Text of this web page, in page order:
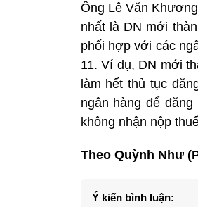
Ông Lê Văn
nhất là DN mới
phối hợp với các
11. Ví dụ, DN mới
làm hết thủ tục
ngân hàng để
không nhận nộp
Theo Quỳnh Như
Ý kiến bình luận: